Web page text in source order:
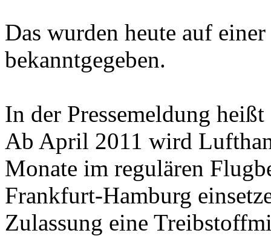
Das wurden heute auf
bekanntgegeben.
In der Pressemeldung heißt
Ab April 2011 wird
Monate im regulären
Frankfurt-Hamburg
Zulassung eine